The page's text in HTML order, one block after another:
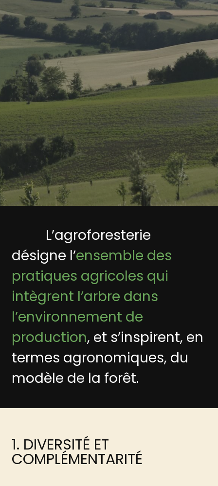
SE FORMER
RESSOURCES
L’agroforesterie
désigne l’ensemble des
pratiques agricoles qui
intègrent l’arbre dans
l’environnement de
production, et s’inspirent, en
termes agronomiques, du
modèle de la forêt.
1. DIVERSITÉ ET
COMPLÉMENTARITÉ